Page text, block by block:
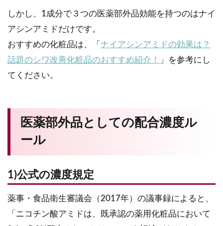
しかし、1成分で３つの医薬部外品効能を持つのはナイ
アシンアミドだけです。
おすすめの化粧品は、「 ナイアシンアミドの効果は？
話題のシワ改善化粧品のおすすめ紹介！
」を参考にし
てください。
医薬部外品としての配合濃度ル
ール
1)公式の濃度規定
薬事・食品衛生審議会（2017年）の議事録によると、
「ニコチン酸アミドは、既承認の薬用化粧品において